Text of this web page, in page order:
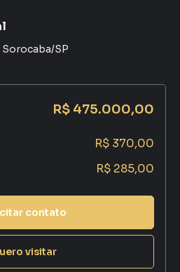
Sorocaba/SP
R$ 475.000,00
R$ 370,00
R$ 285,00
contato
visitar